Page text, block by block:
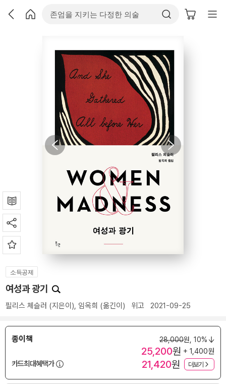
소득공제
여성과 광기
필리스 체슬러 (지은이), 임옥희 (옮긴이) 위고 2021-09-25
종이책 28,000원, 10%
25,200원 + 1,400원
카드최대혜택가
21,420원 더보기